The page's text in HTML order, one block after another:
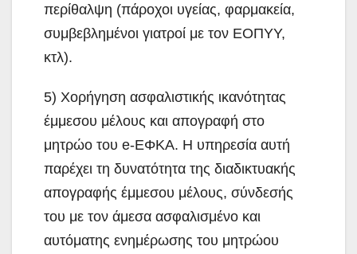
περίθαλψη (πάροχοι υγείας, φαρμακεία,
συμβεβλημένοι γιατροί με τον ΕΟΠΥΥ,
κτλ).
5) Χορήγηση ασφαλιστικής ικανότητας
έμμεσου μέλους και απογραφή στο
μητρώο του e-ΕΦΚΑ. Η υπηρεσία αυτή
παρέχει τη δυνατότητα της διαδικτυακής
απογραφής έμμεσου μέλους, σύνδεσής
του με τον άμεσα ασφαλισμένο και
αυτόματης ενημέρωσης του μητρώου